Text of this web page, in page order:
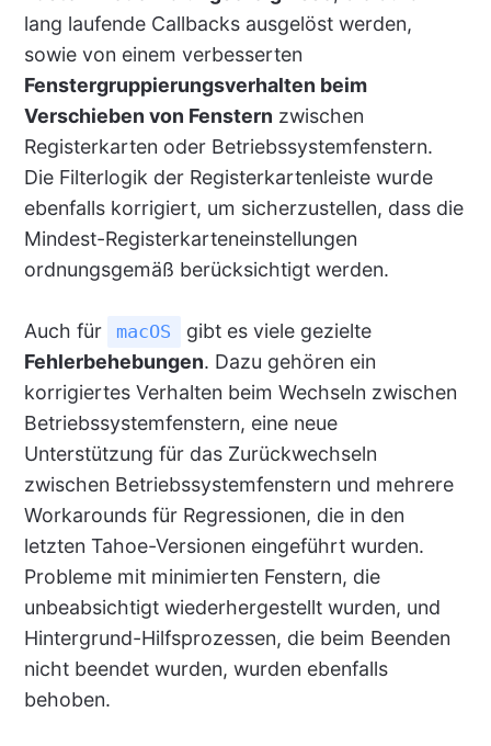
lang laufende Callbacks ausgelöst werden,
sowie von einem verbesserten
Fenstergruppierungsverhalten beim
Verschieben von Fenstern zwischen
Registerkarten oder Betriebssystemfenstern.
Die Filterlogik der Registerkartenleiste wurde
ebenfalls korrigiert, um sicherzustellen, dass die
Mindest-Registerkarteneinstellungen
ordnungsgemäß berücksichtigt werden.
Auch für macOS
gibt es viele gezielte
Fehlerbehebungen. Dazu gehören ein
korrigiertes Verhalten beim Wechseln zwischen
Betriebssystemfenstern, eine neue
Unterstützung für das Zurückwechseln
zwischen Betriebssystemfenstern und mehrere
Workarounds für Regressionen, die in den
letzten Tahoe-Versionen eingeführt wurden.
Probleme mit minimierten Fenstern, die
unbeabsichtigt wiederhergestellt wurden, und
Hintergrund-Hilfsprozessen, die beim Beenden
nicht beendet wurden, wurden ebenfalls
behoben.